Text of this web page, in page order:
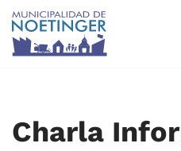
Saltar
Charla